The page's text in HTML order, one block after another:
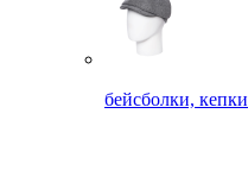
бейсболки, кепки